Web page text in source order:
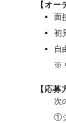
【オー
・ 面
・ 初
・
自
※
【応募
次
①